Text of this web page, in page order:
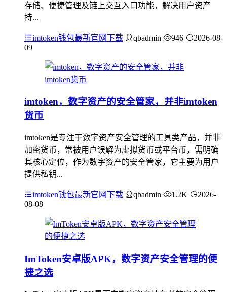
存储、便捷管理及链上交互入口功能，解决用户资产
持...
imtoken钱包最新官网下载 qbadmin 946
2026-08-
09
imtoken，数字资产的安全管家，并非imtoken
货币
imtoken是专注于数字资产安全管理的工具类产品，并非
加密货币，常被用户误解为虚拟货币或平台币，需明确
其核心定位，作为数字资产的安全管家，它主要为用户
提供私钥...
imtoken钱包最新官网下载 qbadmin 1.2K
2026-
08-08
ImToken安卓版APK，数字资产安全管理的便
捷之选